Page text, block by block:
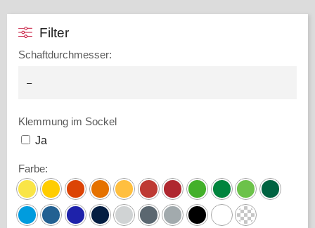
Filter
Schaftdurchmesser:
Klemmung im Sockel
Ja
Farbe: